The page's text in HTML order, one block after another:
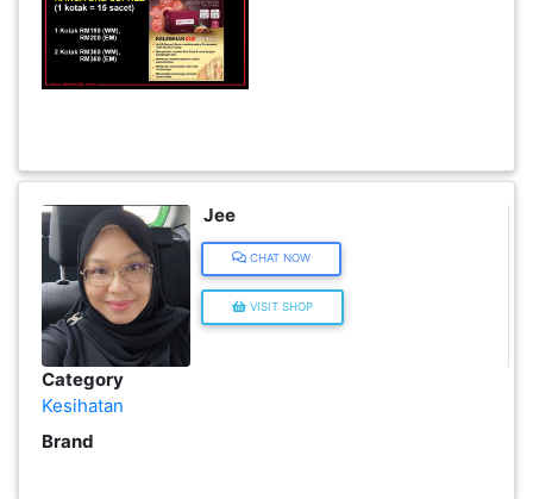
Jee
CHAT NOW
VISIT SHOP
Category
Kesihatan
Brand
PRODUK
DIGITAL(29)
PERNIAGAAN(41)
KENDERAAN(6)
ELEKTRONIK(5)
SUKAN/HOBI(2)